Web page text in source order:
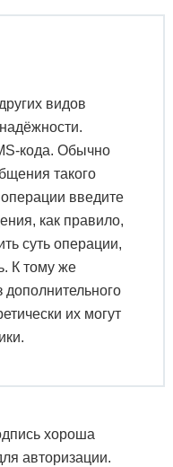
видов
кода. Обычно
такого
введите
как правило,
суть операции,
К тому же
их могут
хороша
авторизации.